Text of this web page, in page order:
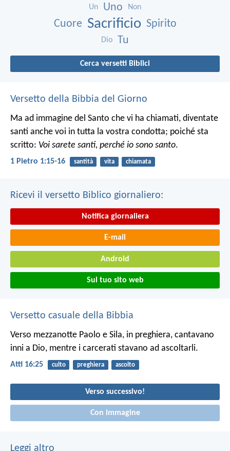
Un Uno Non
Cuore Sacrificio Spirito
Dio Tu
Cerca versetti Biblici
Versetto della Bibbia del Giorno
Ma ad immagine del Santo che vi ha chiamati, diventate
santi anche voi in tutta la vostra condotta; poiché sta
scritto: Voi sarete santi, perché io sono santo.
1 Pietro 1:15-16 santità vita chiamata
Ricevi il versetto Biblico giornaliero:
Notifica giornaliera
E-mail
Android
Sul tuo sito web
Versetto casuale della Bibbia
Verso mezzanotte Paolo e Sila, in preghiera, cantavano
inni a Dio, mentre i carcerati stavano ad ascoltarli.
Atti 16:25 culto preghiera ascolto
Verso successivo!
Con immagine
Leggi altro